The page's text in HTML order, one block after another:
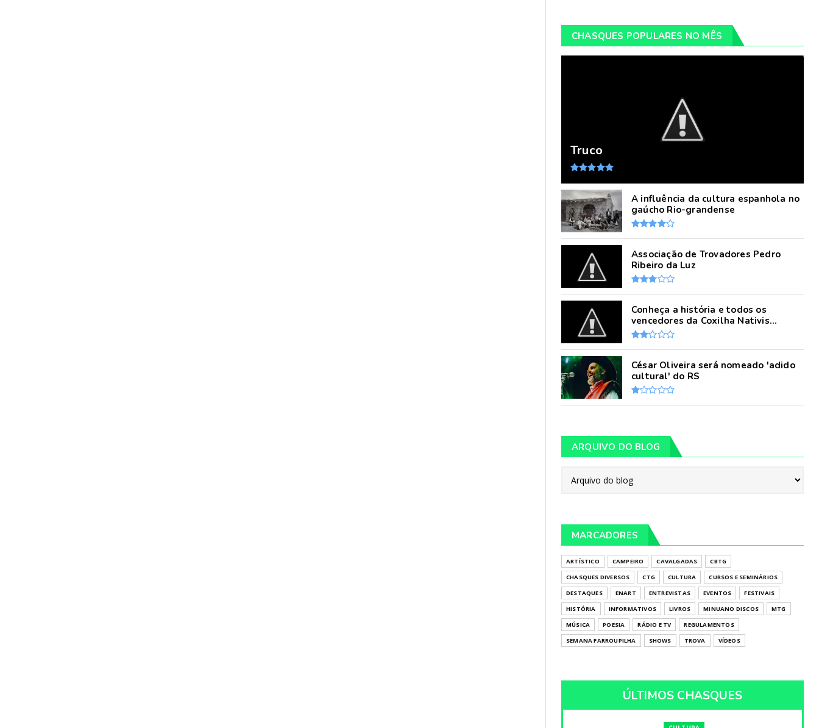
CHASQUES POPULARES NO MÊS
Truco
A influência da cultura espanhola no
gaúcho Rio-grandense
Associação de Trovadores Pedro
Ribeiro da Luz
Conheça a história e todos os
vencedores da Coxilha Nativis...
César Oliveira será nomeado 'adido
cultural' do RS
ARQUIVO DO BLOG
MARCADORES
ARTÍSTICO CAMPEIRO CAVALGADAS
CBTG
CHASQUES DIVERSOS
CTG CULTURA
CURSOS E SEMINÁRIOS
DESTAQUES
ENART ENTREVISTAS EVENTOS
FESTIVAIS
HISTÓRIA
INFORMATIVOS LIVROS MINUANO DISCOS
MTG
MÚSICA
POESIA RÁDIO E TV
REGULAMENTOS
SEMANA FARROUPILHA
SHOWS TROVA VÍDEOS
ÚLTIMOS CHASQUES